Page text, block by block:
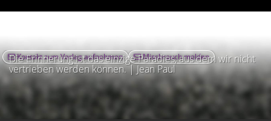
Die Erinnerung ist das einzige Paradies, aus dem wir nicht
vertrieben werden können. | Jean Paul
Kontakt zum Verlag aufnehmen Missbrauch melden